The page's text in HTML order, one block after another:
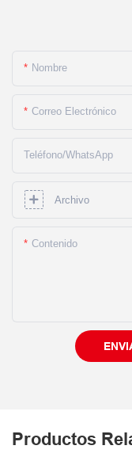
Nombre
Correo Electrónico
Teléfono/WhatsApp
Archivo
Contenido
Productos